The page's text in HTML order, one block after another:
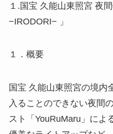
１.国宝 久能山東照宮 夜
−IRODORI− 」
１．概要
国宝 久能山東照宮の境内
入ることのできない夜間
スト「YouRuMaru」によ